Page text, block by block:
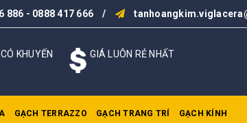
886 - 0888 417 666 /
CÓ KHUYẾN
GIÁ LUÔN RẺ NHẤT
GẠCH TERRAZZO GẠCH TRANG TRÍ GẠCH KÍNH